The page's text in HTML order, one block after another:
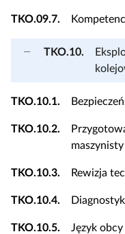
TKO.09.7.
TKO.10.
TKO.10.1.
TKO.10.2.
maszynisty
TKO.10.3. Rewizja
TKO.10.4.
TKO.10.5. Język